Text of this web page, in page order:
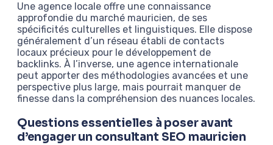
Une agence locale offre une connaissance
approfondie du marché mauricien, de ses
spécificités culturelles et linguistiques. Elle dispose
généralement d’un réseau établi de contacts
locaux précieux pour le développement de
backlinks. À l’inverse, une agence internationale
peut apporter des méthodologies avancées et une
perspective plus large, mais pourrait manquer de
finesse dans la compréhension des nuances locales.
Questions essentielles à poser avant
d’engager un consultant SEO mauricien